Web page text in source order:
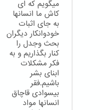
میگویم که ای
کاش ما انسانها
به جای اثبات
خودوانکار دیگران
بحث وجدل را
کنار بگذاریم و به
فکر مشکلات
ابنای بشر
باشیم.فقر
بیسوادی قاچاق
انسانها مواد